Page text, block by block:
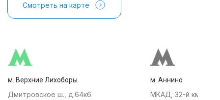
Смотреть на карте
м. Верхние Лихоборы
Дмитровское ш., д.64к6
м. Аннино
МКАД, 32-й км, АТК